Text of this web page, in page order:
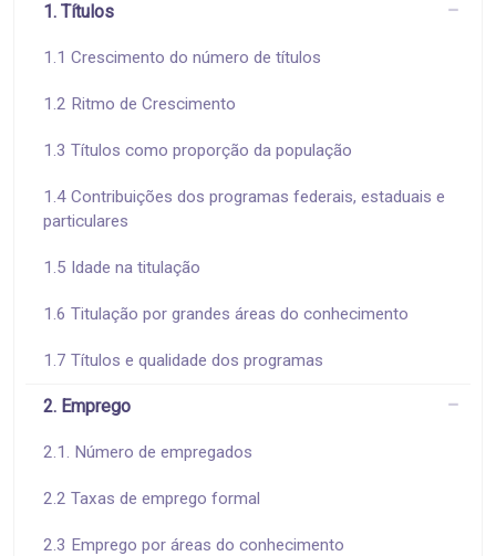
1. Títulos
1.1 Crescimento do número de títulos
1.2 Ritmo de Crescimento
1.3 Títulos como proporção da população
1.4 Contribuições dos programas federais, estaduais e
particulares
1.5 Idade na titulação
1.6 Titulação por grandes áreas do conhecimento
1.7 Títulos e qualidade dos programas
2. Emprego
2.1. Número de empregados
2.2 Taxas de emprego formal
2.3 Emprego por áreas do conhecimento